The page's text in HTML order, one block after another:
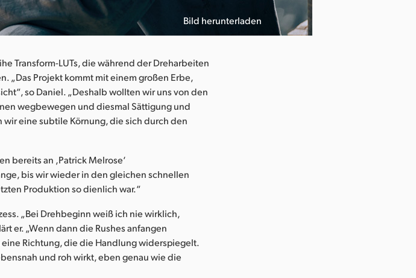
Bild herunterladen
Transform-LUTs, die während der Dreharbeiten
„Das Projekt kommt mit einem großen Erbe,
so Daniel. „Deshalb wollten wir uns von den
wegbewegen und diesmal Sättigung und
eine subtile Körnung, die sich durch den
bereits an ‚Patrick Melrose‘
bis wir wieder in den gleichen schnellen
Produktion so dienlich war.“
„Bei Drehbeginn weiß ich nie wirklich,
er. „Wenn dann die Rushes anfangen
Richtung, die die Handlung widerspiegelt.
und roh wirkt, eben genau wie die